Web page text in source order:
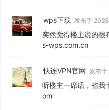
wps下载 发布于
突然觉得楼主说的
s-wps.com.cn
快连VPN官网 发布
听楼主一席话，省
om